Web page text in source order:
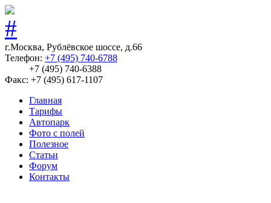
г.Москва, Рублёвское шоссе, д.66
Телефон: +7 (495) 740-6788
+7 (495) 740-6388
Факс: +7 (495) 617-1107
Главная
Тарифы
Автопарк
Фото с полей
Полезное
Статьи
Форум
Контакты